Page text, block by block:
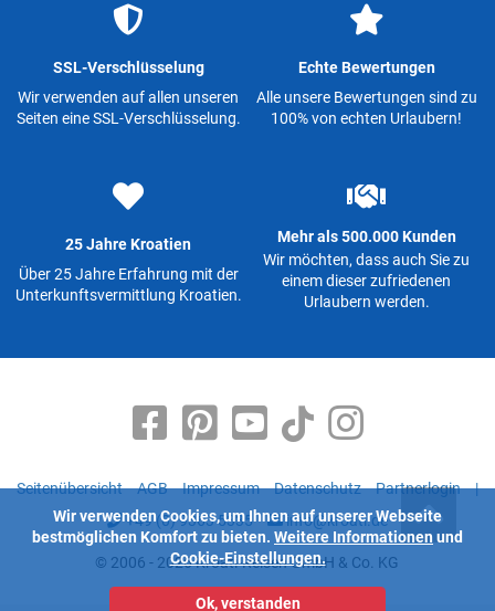
SSL-Verschlüsselung
Wir verwenden auf allen unseren
Seiten eine SSL-Verschlüsselung.
Echte Bewertungen
Alle unsere Bewertungen sind zu
100% von echten Urlaubern!
25 Jahre Kroatien
Über 25 Jahre Erfahrung mit der
Unterkunftsvermittlung Kroatien.
Mehr als 500.000 Kunden
Wir möchten, dass auch Sie zu
einem dieser zufriedenen
Urlaubern werden.
Seitenübersicht AGB Impressum Datenschutz Partnerlogin
|
+49 (0) 9363 5335
info@kroati.de
© 2006 - 2026 Kroati-Reisen GmbH & Co. KG
Wir verwenden Cookies, um Ihnen auf unserer Webseite
bestmöglichen Komfort zu bieten. Weitere Informationen und
Cookie-Einstellungen.
Ok, verstanden